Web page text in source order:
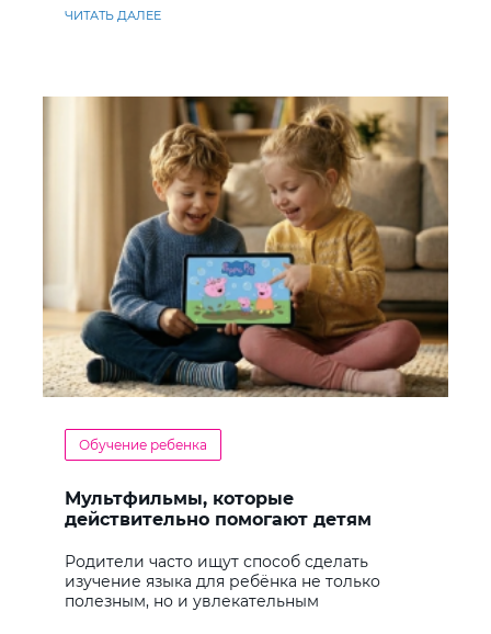
ЧИТАТЬ ДАЛЕЕ
Обучение ребенка
Мультфильмы, которые
действительно помогают детям
Родители часто ищут способ сделать
изучение языка для ребёнка не только
полезным, но и увлекательным